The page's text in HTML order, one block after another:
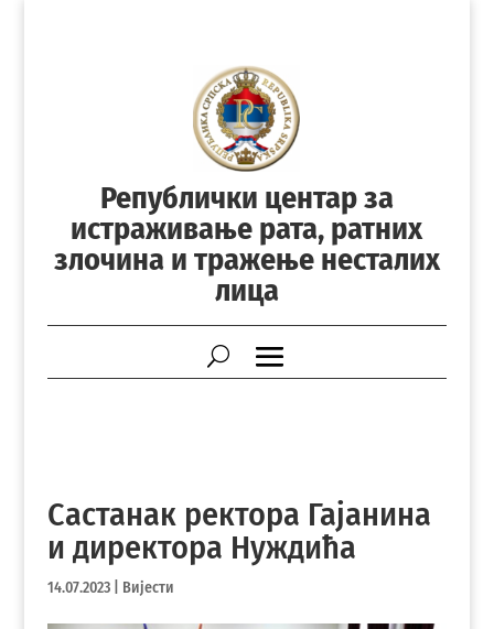
Републички центар за
истраживање рата, ратних
злочина и тражење несталих
лица
Састанак ректора Гајанина
и директора Нуждића
14.07.2023| Вијести